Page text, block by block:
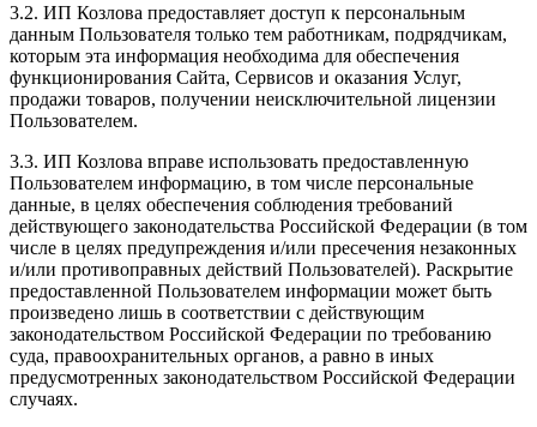
3.2. ИП Козлова предоставляет доступ к персональным
данным Пользователя только тем работникам, подрядчикам,
которым эта информация необходима для обеспечения
функционирования Сайта, Сервисов и оказания Услуг,
продажи товаров, получении неисключительной лицензии
Пользователем.
3.3. ИП Козлова вправе использовать предоставленную
Пользователем информацию, в том числе персональные
данные, в целях обеспечения соблюдения требований
действующего законодательства Российской Федерации (в том
числе в целях предупреждения и/или пресечения незаконных
и/или противоправных действий Пользователей). Раскрытие
предоставленной Пользователем информации может быть
произведено лишь в соответствии с действующим
законодательством Российской Федерации по требованию
суда, правоохранительных органов, а равно в иных
предусмотренных законодательством Российской Федерации
случаях.